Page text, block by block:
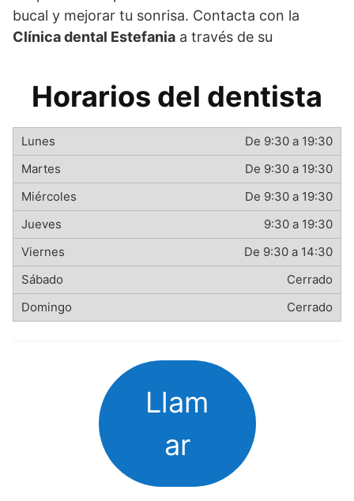
bucal y mejorar tu sonrisa. Contacta con la
Clínica dental Estefania a través de su
Horarios del dentista
De 9:30 a 19:30
De 9:30 a 19:30
De 9:30 a 19:30
9:30 a 19:30
De 9:30 a 14:30
Cerrado
Cerrado
Llam
ar